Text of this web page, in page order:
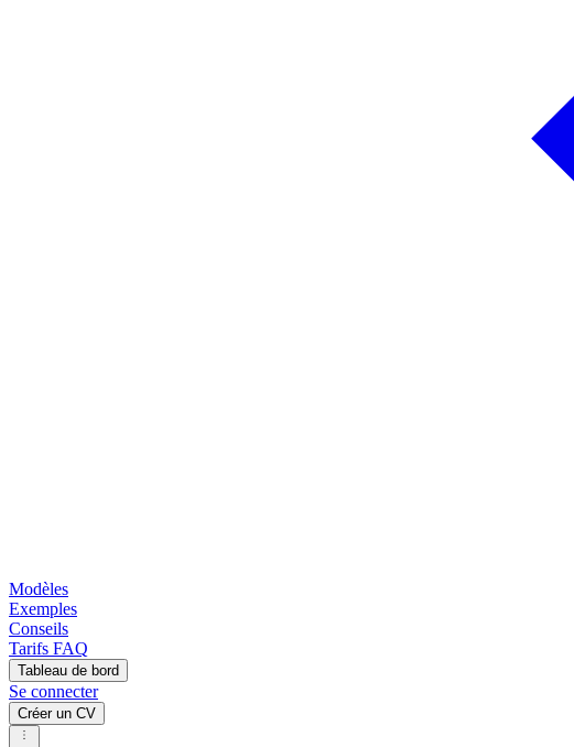
Modèles
Exemples
Conseils
Tarifs FAQ
Tableau de bord
Se connecter
Créer un CV